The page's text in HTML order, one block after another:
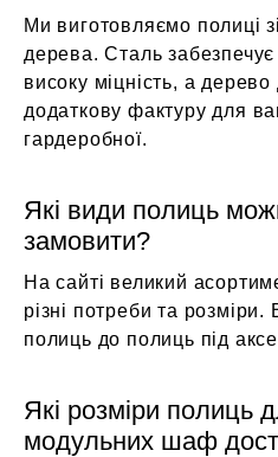
Ми виготовляємо полиці
дерева. Сталь
високу міцність, а дерево
додаткову фактуру для
гардеробної.
Які види полиць
замовити?
На сайті великий
різні потреби та розміри.
полиць до полиць під
Які розміри полиць
модульних шаф